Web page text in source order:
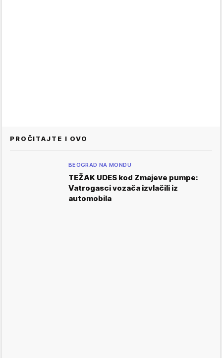
PROČITAJTE I OVO
BEOGRAD NA MONDU
TEŽAK UDES kod Zmajeve pumpe:
Vatrogasci vozača izvlačili iz
automobila